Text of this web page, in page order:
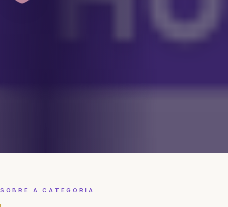
SOBRE A CATEGORIA